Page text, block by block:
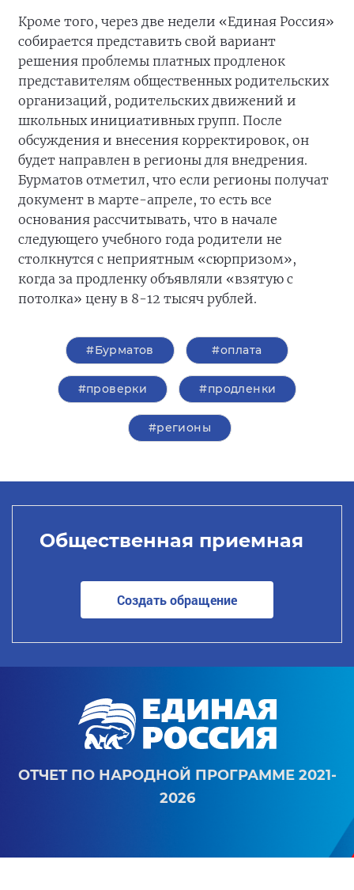
Кроме того, через две недели «Единая Россия»
собирается представить свой вариант
решения проблемы платных продленок
представителям общественных родительских
организаций, родительских движений и
школьных инициативных групп. После
обсуждения и внесения корректировок, он
будет направлен в регионы для внедрения.
Бурматов отметил, что если регионы получат
документ в марте-апреле, то есть все
основания рассчитывать, что в начале
следующего учебного года родители не
столкнутся с неприятным «сюрпризом»,
когда за продленку объявляли «взятую с
потолка» цену в 8-12 тысяч рублей.
#Бурматов #оплата
#проверки #продленки
#регионы
Общественная приемная
Создать обращение
ОТЧЕТ ПО НАРОДНОЙ ПРОГРАММЕ 2021-
2026